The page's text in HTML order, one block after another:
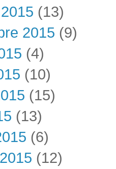
(13)
2015 (9)
(4)
(10)
(15)
(13)
(6)
(12)